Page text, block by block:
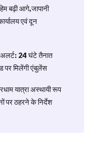
बढ़ी आगे,जापानी
एवं दून
अलर्ट: 24 घंटे तैनात
पर मिलेंगी एंबुलेंस
यात्रा अस्थायी रूप
पर ठहरने के निर्देश